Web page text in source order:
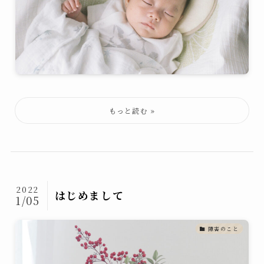
はじめまして
2022
1/05
障害のこと